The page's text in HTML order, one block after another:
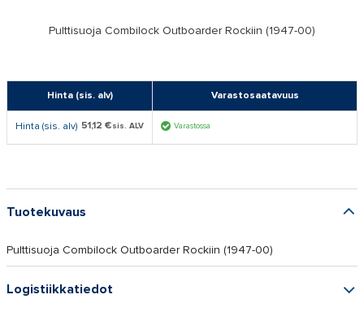
Pulttisuoja Combilock Outboarder Rockiin (1947-00)
Hinta (sis. alv) Varastosaatavuus
Hinta (sis. alv) 51,12 €sis. ALV Varastossa
Tuotekuvaus
Pulttisuoja Combilock Outboarder Rockiin (1947-00)
Logistiikkatiedot